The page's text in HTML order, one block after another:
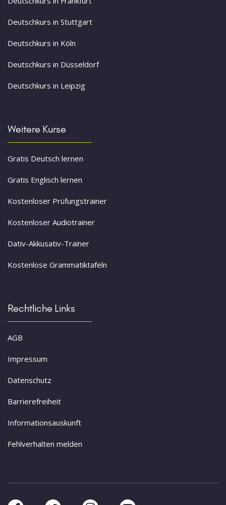
Deutschkurs in Stuttgart
Deutschkurs in Köln
Deutschkurs in Düsseldorf
Deutschkurs in Leipzig
Weitere Kurse
Gratis Deutsch lernen
Gratis Englisch lernen
Kostenloser Prüfungstrainer
Kostenloser Audiotrainer
Dativ-Akkusativ-Trainer
Kostenlose Grammatiktafeln
Rechtliche Links
AGB
Impressum
Datenschutz
Barrierefreiheit
Informationsauskunft
Fehlverhalten melden